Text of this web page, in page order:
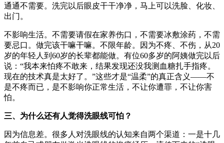
通通不需要。洗完以后眼皮干干净净，马上可以洗脸、化妆、
出门。
不影响生活。不需要请假在家养伤口，不需要冰敷涂药，不需
要忌口。做完该干嘛干嘛。不限年龄。因为不疼、不伤，从20
岁的年轻人到60岁的长辈都能做。有位60多岁的阿姨做完以后
说：“我本来怕疼不敢来，结果发现还没我测血糖扎手指疼。
现在的技术真是太好了。”这些才是“温柔”的真正含义——不
是不疼而已，是不影响你正常生活，不让你遭罪，不让你害
怕。
三、为什么还有人觉得洗眼线可怕？
因为信息差。很多人对洗眼线的认知来自两个渠道：一是十几